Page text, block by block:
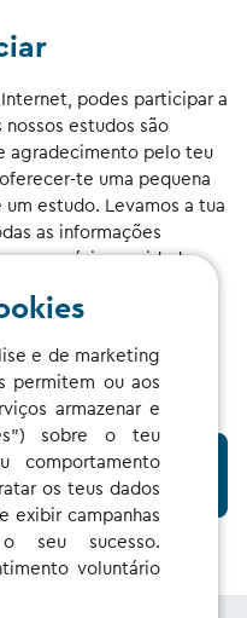
podes participar a
estudos são
agradecimento pelo teu
te uma pequena
estudo. Levamos a tua
as informações
o máximo cuidado.
nossa
DE
e de marketing
permitem ou aos
armazenar e
sobre o teu
comportamento
os teus dados
exibir campanhas
seu sucesso.
voluntário